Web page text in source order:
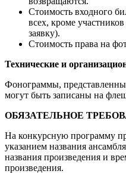
Стоимость входного
всех, кроме
заявку).
Стоимость права на
Технические и
Фонограммы,
могут быть записаны на
ОБЯЗАТЕЛЬНОЕ
На конкурсную программу
указанием названия
названия произведения и
произведения.